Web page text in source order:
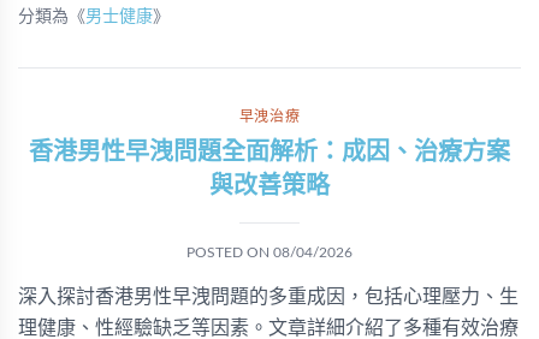
分類為《男士健康》
早洩治療
香港男性早洩問題全面解析：成因、治療方案
與改善策略
POSTED ON 08/04/2026
深入探討香港男性早洩問題的多重成因，包括心理壓力、生
理健康、性經驗缺乏等因素。文章詳細介紹了多種有效治療